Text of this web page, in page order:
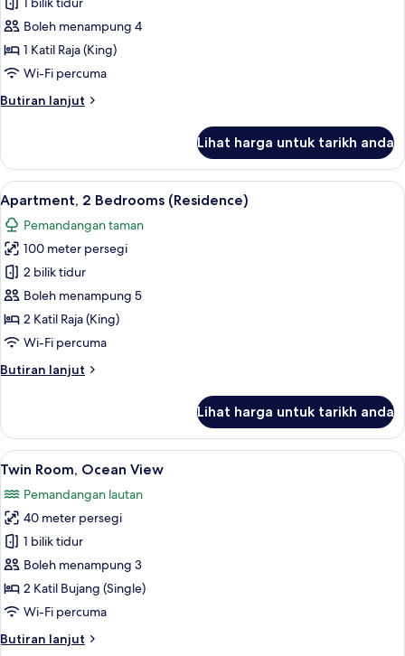
1
Bedroom
(Residence)
Boleh menampung 4
1 Katil Raja (King)
Wi-Fi percuma
Butiran lanjut
Butiran
1
Bedroom
(Residence)
Lihat harga untuk tarikh anda
Lihat
semua
foto
untuk
Apartment,
2
Bedrooms
(Residence)
Apartment, 2 Bedrooms
7
Apartment, 2 Bedrooms (Residence)
Pemandangan taman
100 meter persegi
2 bilik tidur
Boleh menampung 5
2 Katil Raja (King)
Wi-Fi percuma
Butiran lanjut
Butiran
2
Bedrooms
(Residence)
Lihat harga untuk tarikh anda
Lihat
semua
foto
untuk
Twin
Room,
Ocean
View
Bar mini, peti besi dalam bilik, ruang
5
Twin Room, Ocean View
Pemandangan lautan
40 meter persegi
1 bilik tidur
Boleh menampung 3
2 Katil Bujang (Single)
Wi-Fi percuma
Butiran lanjut
Butiran